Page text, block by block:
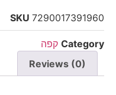
SKU7290017391960
Category קפה
Reviews (0)